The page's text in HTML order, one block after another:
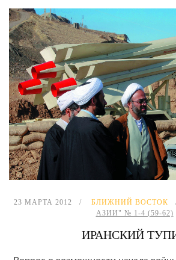
23 МАРТА 2012 БЛИЖНИЙ ВОСТОК
АЗИИ" № 1-4 (59-62)
ИРАНСКИЙ